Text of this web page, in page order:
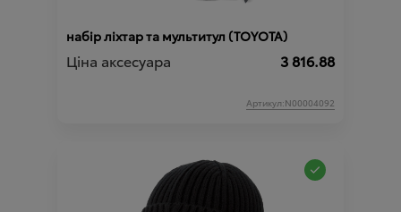
набір ліхтар та мультитул (TOYOTA)
Ціна аксесуара 3 816.88
Артикул:N00004092